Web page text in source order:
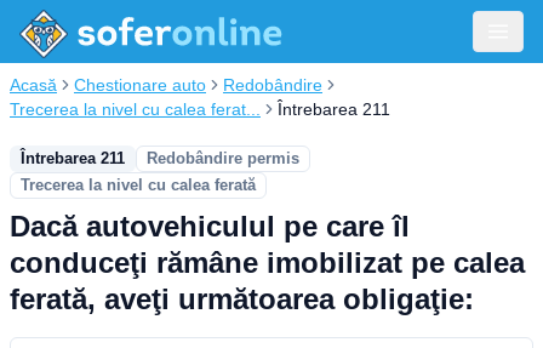
Acasă Chestionare auto
Redobândire
Trecerea la nivel cu calea ferat...
Întrebarea 211
Întrebarea 211
Redobândire permis
Trecerea la nivel cu calea ferată
Dacă autovehiculul pe care îl
conduceţi rămâne imobilizat pe calea
ferată, aveţi următoarea obligaţie: